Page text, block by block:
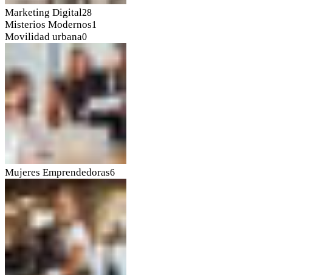
Marketing Digital28
Misterios Modernos1
Movilidad urbana0
Mujeres Emprendedoras6